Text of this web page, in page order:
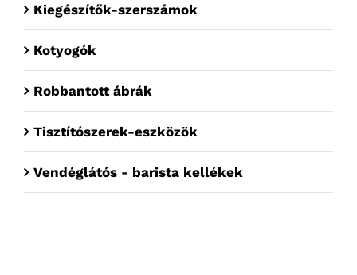
Kiegészítők-szerszámok
Kotyogók
Robbantott ábrák
Tisztítószerek-eszközök
Vendéglátós - barista kellékek